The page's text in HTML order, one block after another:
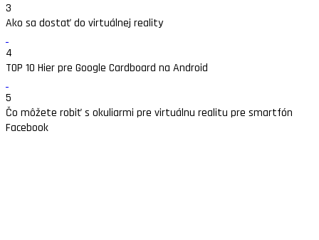
3
Ako sa dostať do virtuálnej reality
4
TOP 10 Hier pre Google Cardboard na Android
5
Čo môžete robiť s okuliarmi pre virtuálnu realitu pre smartfón
Facebook